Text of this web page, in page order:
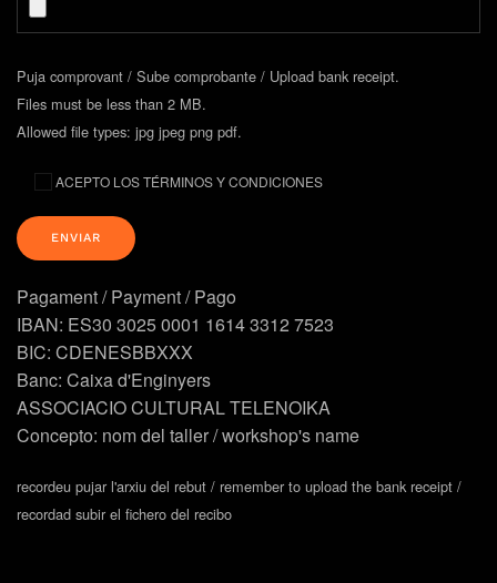
Puja comprovant / Sube comprobante / Upload bank receipt.
Files must be less than 2 MB.
Allowed file types: jpg jpeg png pdf.
ACEPTO LOS TÉRMINOS Y CONDICIONES
Pagament / Payment / Pago
IBAN: ES30 3025 0001 1614 3312 7523
BIC: CDENESBBXXX
Banc: Caixa d'Enginyers
ASSOCIACIO CULTURAL TELENOIKA
Concepto: nom del taller / workshop's name
recordeu pujar l'arxiu del rebut / remember to upload the bank receipt /
recordad subir el fichero del recibo